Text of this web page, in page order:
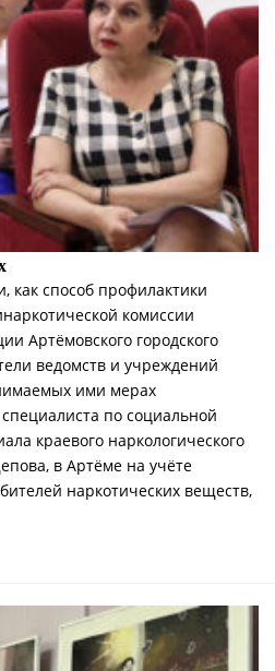
как способ профилактики
комиссии
Артёмовского городского
ведомств и учреждений
ими мерах
по социальной
краевого наркологического
в Артёме на учёте
наркотических веществ,